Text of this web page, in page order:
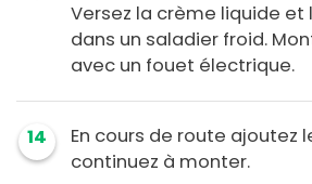
Versez la crème liquide
dans un saladier froid.
avec un fouet électrique.
14
En cours de route ajoutez
continuez à monter.